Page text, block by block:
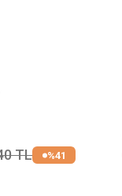
TL %41